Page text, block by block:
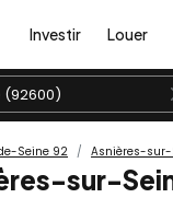
Investir Louer
Seine 92 Asnières-
sur-